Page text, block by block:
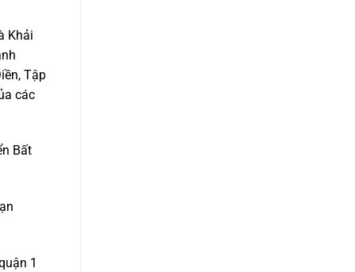
Khải
Tập
các
Bất
1